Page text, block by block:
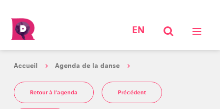
EN
Accueil Agenda de la danse
Retour à l'agenda Précédent